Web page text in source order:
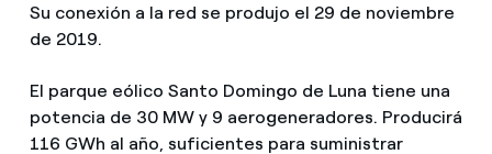
Su conexión a la red se produjo el 29 de noviembre
de 2019.
El parque eólico Santo Domingo de Luna tiene una
potencia de 30 MW y 9 aerogeneradores. Producirá
116 GWh al año, suficientes para suministrar